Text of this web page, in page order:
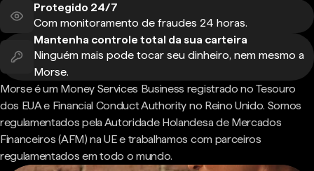
Protegido 24/7
Com monitoramento de fraudes 24 horas.
Mantenha controle total da sua carteira
Ninguém mais pode tocar seu dinheiro, nem mesmo a
Morse.
Morse é um Money Services Business registrado no Tesouro
dos EUA e Financial Conduct Authority no Reino Unido. Somos
regulamentados pela Autoridade Holandesa de Mercados
Financeiros (AFM) na UE e trabalhamos com parceiros
regulamentados em todo o mundo.